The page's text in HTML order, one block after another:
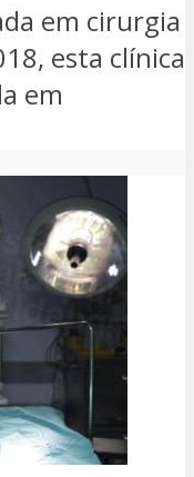
em cirurgia
esta clínica
em